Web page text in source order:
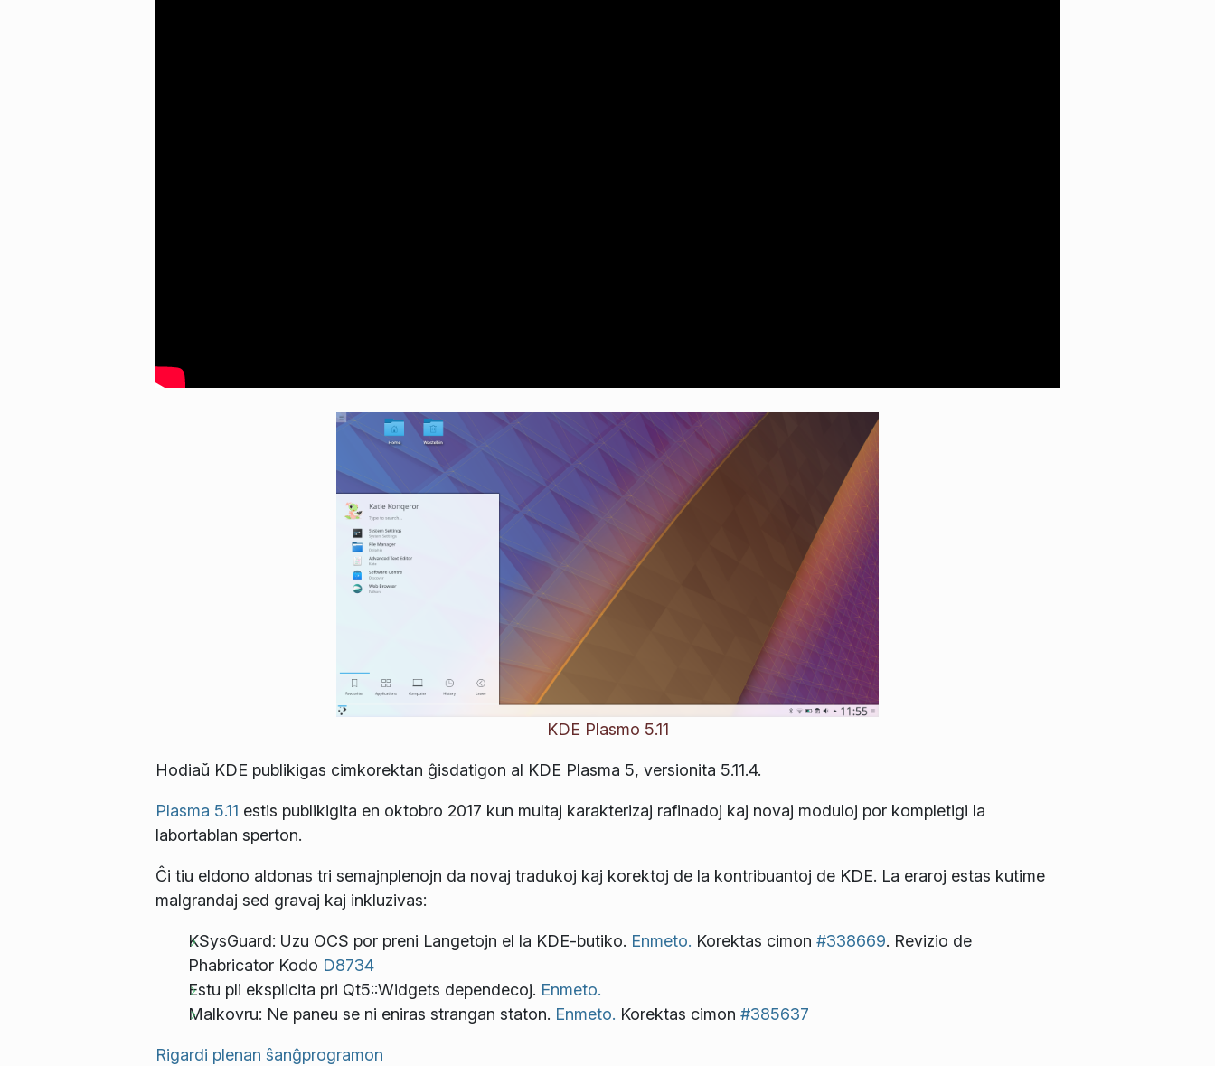
KDE Plasmo 5.11
Hodiaŭ KDE publikigas cimkorektan ĝisdatigon al KDE Plasma 5, versionita 5.11.4.
Plasma 5.11 estis publikigita en oktobro 2017 kun multaj karakterizaj rafinadoj kaj novaj moduloj por kompletigi la
labortablan sperton.
Ĉi tiu eldono aldonas tri semajnplenojn da novaj tradukoj kaj korektoj de la kontribuantoj de KDE. La eraroj estas kutime
malgrandaj sed gravaj kaj inkluzivas:
KSysGuard: Uzu OCS por preni Langetojn el la KDE-butiko. Enmeto. Korektas cimon #338669. Revizio de
Phabricator Kodo D8734
Estu pli eksplicita pri Qt5::Widgets dependecoj. Enmeto.
Malkovru: Ne paneu se ni eniras strangan staton. Enmeto. Korektas cimon #385637
Rigardi plenan ŝanĝprogramon